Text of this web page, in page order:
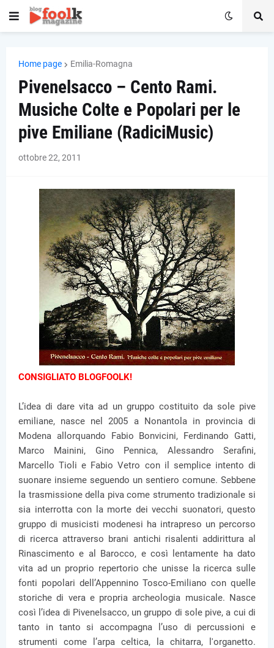
Home page Emilia-Romagna
Pivenelsacco – Cento Rami.
Musiche Colte e Popolari per le
pive Emiliane (RadiciMusic)
ottobre 22, 2011
CONSIGLIATO BLOGFOOLK!
L’idea di dare vita ad un gruppo costituito da sole pive
emiliane, nasce nel 2005 a Nonantola in provincia di
Modena allorquando Fabio Bonvicini, Ferdinando Gatti,
Marco Mainini, Gino Pennica, Alessandro Serafini,
Marcello Tioli e Fabio Vetro con il semplice intento di
suonare insieme seguendo un sentiero comune. Sebbene
la trasmissione della piva come strumento tradizionale si
sia interrotta con la morte dei vecchi suonatori, questo
gruppo di musicisti modenesi ha intrapreso un percorso
di ricerca attraverso brani antichi risalenti addirittura al
Rinascimento e al Barocco, e così lentamente ha dato
vita ad un proprio repertorio che unisse la ricerca sulle
fonti popolari dell’Appennino Tosco-Emiliano con quelle
storiche di vera e propria archeologia musicale. Nasce
così l’idea di Pivenelsacco, un gruppo di sole pive, a cui di
tanto in tanto si accompagna l’uso di percussioni e
strumenti come l’arpa celtica, la chitarra, l'organetto.